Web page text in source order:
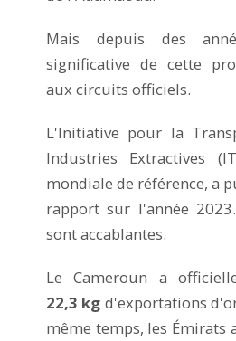
Mais depuis des
significative de cette
aux circuits officiels.
L'Initiative pour la
Industries Extractives
mondiale de référence, a
rapport sur l'année
sont accablantes.
Le Cameroun a
22,3 kg d'exportations
même temps, les Émirats